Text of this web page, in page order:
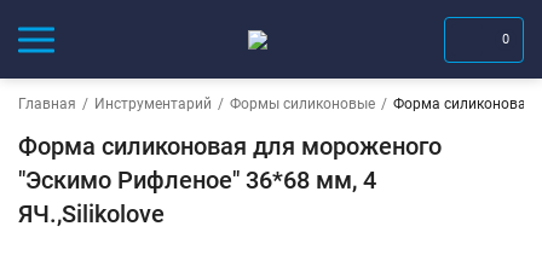
0
Главная / Инструментарий / Формы силиконовые / Форма силиконовая
Форма силиконовая для мороженого
"Эскимо Рифленое" 36*68 мм, 4
ЯЧ.,Silikolove